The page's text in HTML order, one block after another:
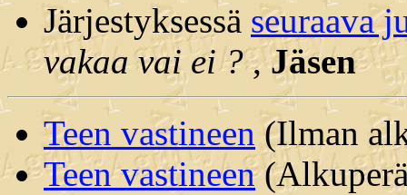
Järjestyksessä seuraava
vakaa vai ei ?,Jäsen
Teen vastineen (Ilman
Teen vastineen